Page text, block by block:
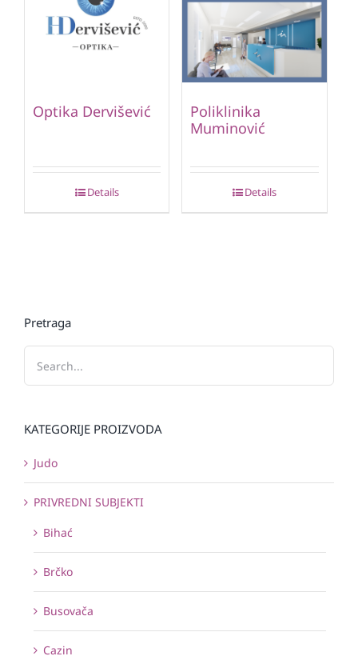
Optika Dervišević
Details
Poliklinika
Muminović
Details
Pretraga
KATEGORIJE PROIZVODA
Judo
PRIVREDNI SUBJEKTI
Bihać
Brčko
Busovača
Cazin